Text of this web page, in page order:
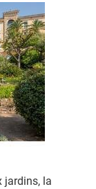
jardins, la